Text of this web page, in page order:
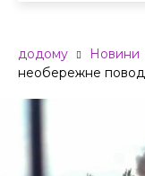
додому Новини
необережне